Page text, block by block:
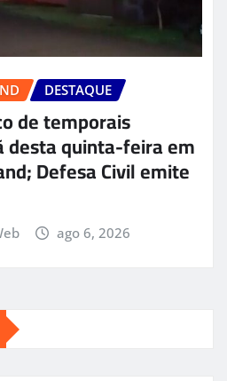
DESTAQUE
de temporais
desta quinta-feira em
Defesa Civil emite
ago 6, 2026